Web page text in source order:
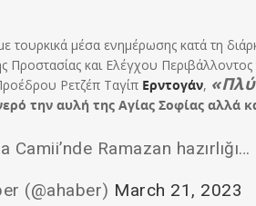
τουρκικά μέσα ενημέρωσης κατά τη
Προστασίας και Ελέγχου
Ρετζέπ Ταγίπ Ερντογάν,
την αυλή της Αγίας Σοφίας αλλά
Camii’nde Ramazan hazırlığı…
(@ahaber) March 21, 2023